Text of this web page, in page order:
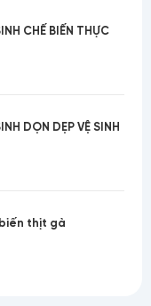
CHẾ BIẾN THỰC
DỌN DẸP VỆ SINH
thịt gà